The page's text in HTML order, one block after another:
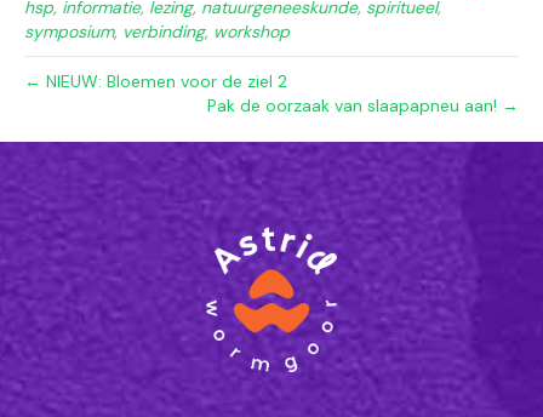
hsp, informatie, lezing, natuurgeneeskunde, spiritueel,
symposium, verbinding, workshop
← NIEUW: Bloemen voor de ziel 2
Pak de oorzaak van slaapapneu aan! →